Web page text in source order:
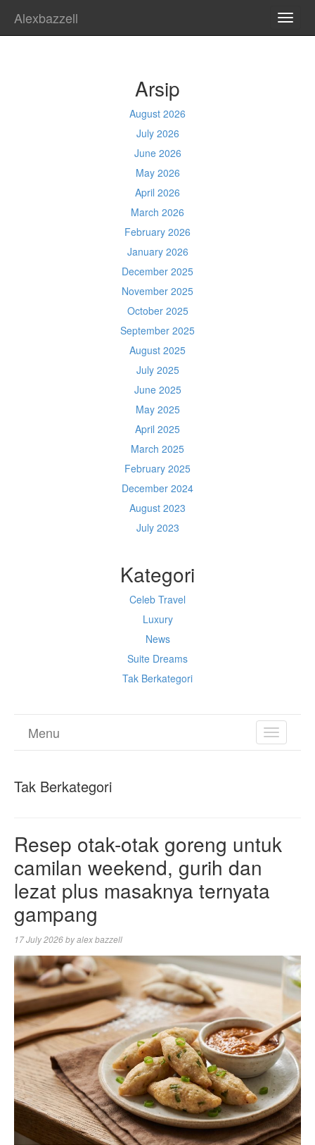
Alexbazzell
Arsip
August 2026
July 2026
June 2026
May 2026
April 2026
March 2026
February 2026
January 2026
December 2025
November 2025
October 2025
September 2025
August 2025
July 2025
June 2025
May 2025
April 2025
March 2025
February 2025
December 2024
August 2023
July 2023
Kategori
Celeb Travel
Luxury
News
Suite Dreams
Tak Berkategori
TOGGLE
Menu
Tak Berkategori
Resep otak-otak goreng untuk
camilan weekend, gurih dan
lezat plus masaknya ternyata
gampang
17 July 2026byalex bazzell